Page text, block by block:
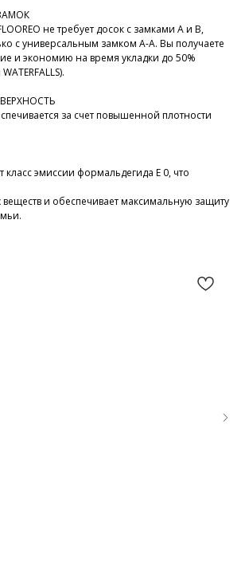
не требует досок с замками А и В,
с универсальным замком А-А. Вы получаете
и экономию на время укладки до 50%
за счет повышенной плотности
эмиссии формальдегида E 0, что
веществ и обеспечивает максимальную защиту